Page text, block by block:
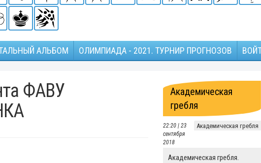
АЛЬБОМ ОЛИМПИАДА - 2021. ТУРНИР ПРОГНОЗОВ
ФАВУ
Академическая
гребля
Академическая гребля
22:20 | 23
сентября
2018
Академическая гребля.